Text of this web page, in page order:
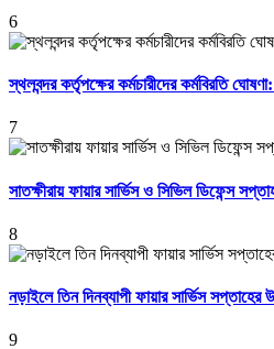
6
স্থলবন্দর কর্তৃপক্ষের কর্মচারীদের কর্মবিরতি
7
সাতক্ষীরায় ফায়ার সার্ভিস ও সিভিল ডিফেন্স
8
নড়াইলে তিন দিনব্যাপী ফায়ার সার্ভিস সপ্তাহের
9